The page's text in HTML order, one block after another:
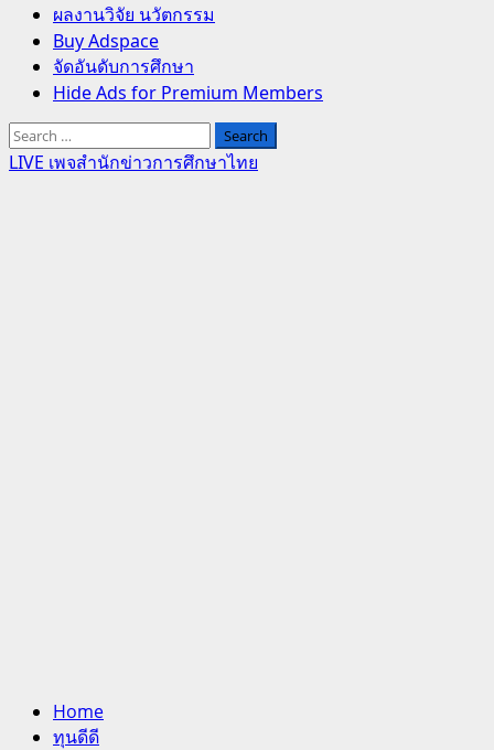
ผลงานวิจัย นวัตกรรม
Buy Adspace
จัดอันดับการศึกษา
Hide Ads for Premium Members
Search
for:
LIVE เพจสำนักข่าวการศึกษาไทย
Home
ทุนดีดี